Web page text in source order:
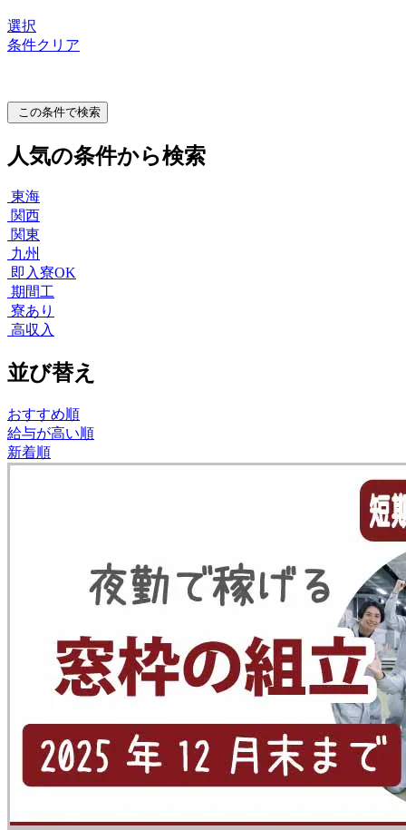
選択
条件クリア
この条件で検索
人気の条件から検索
東海
関西
関東
九州
即入寮OK
期間工
寮あり
高収入
並び替え
おすすめ順
給与が高い順
新着順